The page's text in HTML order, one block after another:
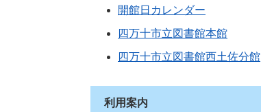
開館日カレンダー
四万十市立図書館本館
四万十市立図書館西土佐分館
利用案内